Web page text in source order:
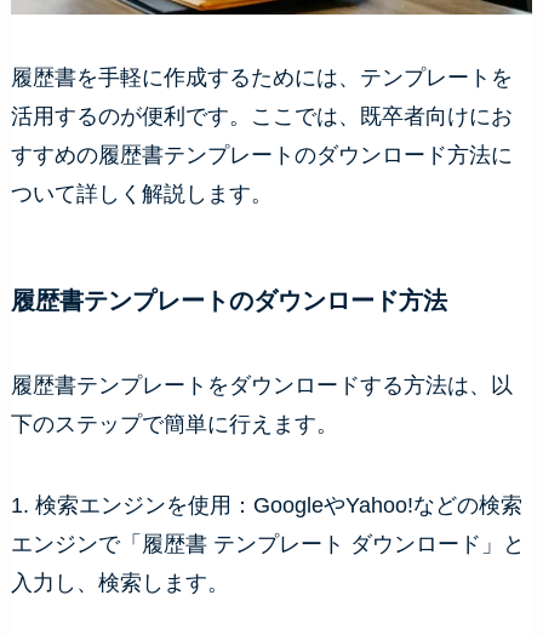
履歴書を手軽に作成するためには、テンプレートを
活用するのが便利です。ここでは、既卒者向けにお
すすめの履歴書テンプレートのダウンロード方法に
ついて詳しく解説します。
履歴書テンプレートのダウンロード方法
履歴書テンプレートをダウンロードする方法は、以
下のステップで簡単に行えます。
1. 検索エンジンを使用：GoogleやYahoo!などの検索
エンジンで「履歴書 テンプレート ダウンロード」と
入力し、検索します。